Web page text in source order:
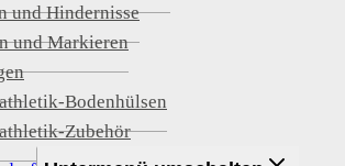
und Hindernisse
und Markieren
Bodenhülsen
Zubehör